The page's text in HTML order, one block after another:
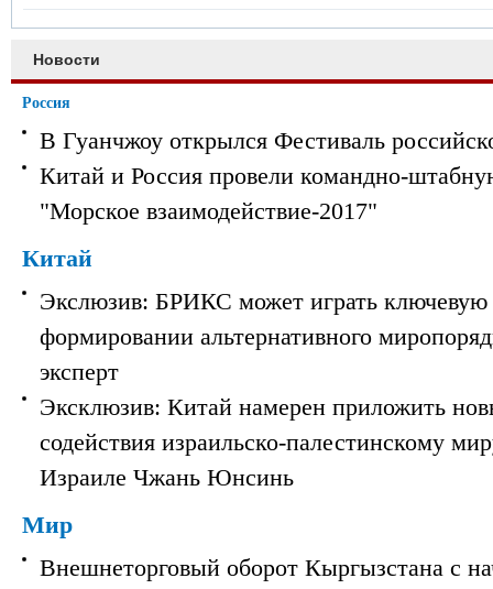
Новости
Россия
В Гуанчжоу открылся Фестиваль
Китай и Россия провели командно-
"Морское взаимодействие-2017"
Китай
Экслюзив: БРИКС может играть ключевую
формировании альтернативного
эксперт
Эксклюзив: Китай намерен приложить
содействия израильско-палестинскому
Израиле Чжань Юнсинь
Мир
Внешнеторговый оборот Кыргызстана с